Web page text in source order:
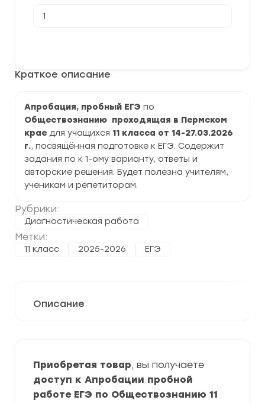
Краткое описание
Апробация, пробный ЕГЭ по
Обществознанию проходящая в Пермском
крае для учащихся 11 класса от 14-27.03.2026
г., посвящённая подготовке к ЕГЭ. Содержит
задания по к 1-ому варианту, ответы и
авторские решения. Будет полезна учителям,
ученикам и репетиторам.
Рубрики:
Диагностическая работа
Метки:
11 класс 2025-2026 ЕГЭ
товара
по
класс
задания
и
ответы
Описание
Приобретая товар, вы получаете
доступ к Апробации пробной
работе ЕГЭ по Обществознанию 11